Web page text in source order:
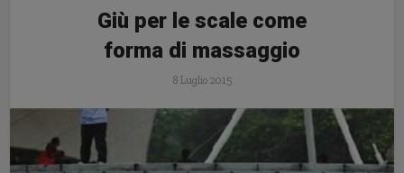
Giù per le scale come
forma di massaggio
8 Luglio 2015